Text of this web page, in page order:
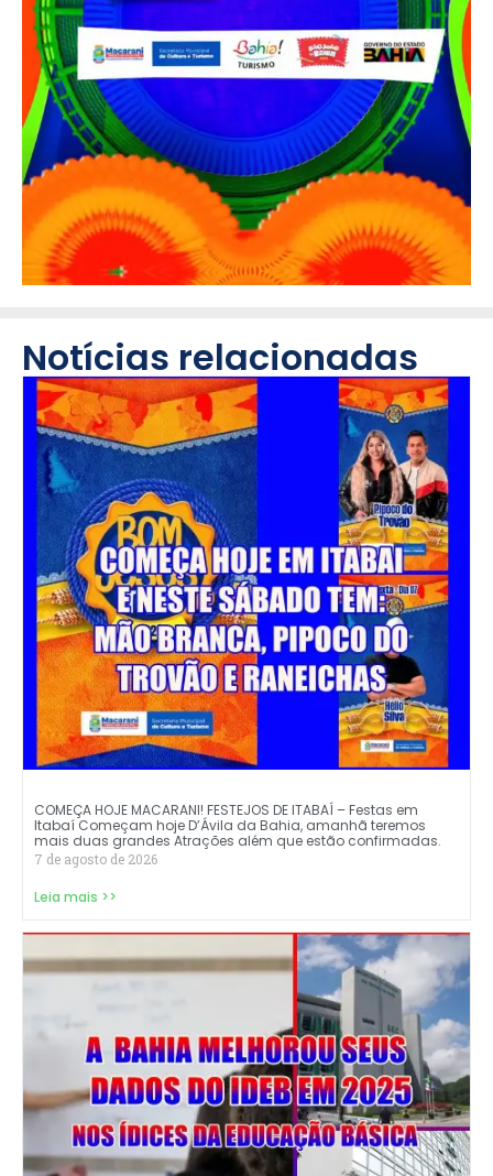
Notícias relacionadas
COMEÇA HOJE MACARANI! FESTEJOS DE ITABAÍ – Festas em
Itabaí Começam hoje D’Ávila da Bahia, amanhã teremos
mais duas grandes Atrações além que estão confirmadas.
7 de agosto de 2026
Leia mais >>